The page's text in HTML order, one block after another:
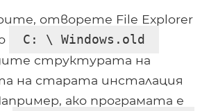
отворете File Explorer
C: \ Windows.old
структурата на
на старата инсталация
ако програмата е